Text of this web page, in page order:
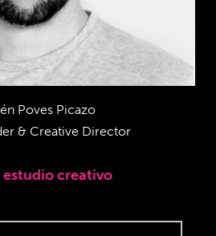
Poves Picazo
& Creative Director
estudio creativo